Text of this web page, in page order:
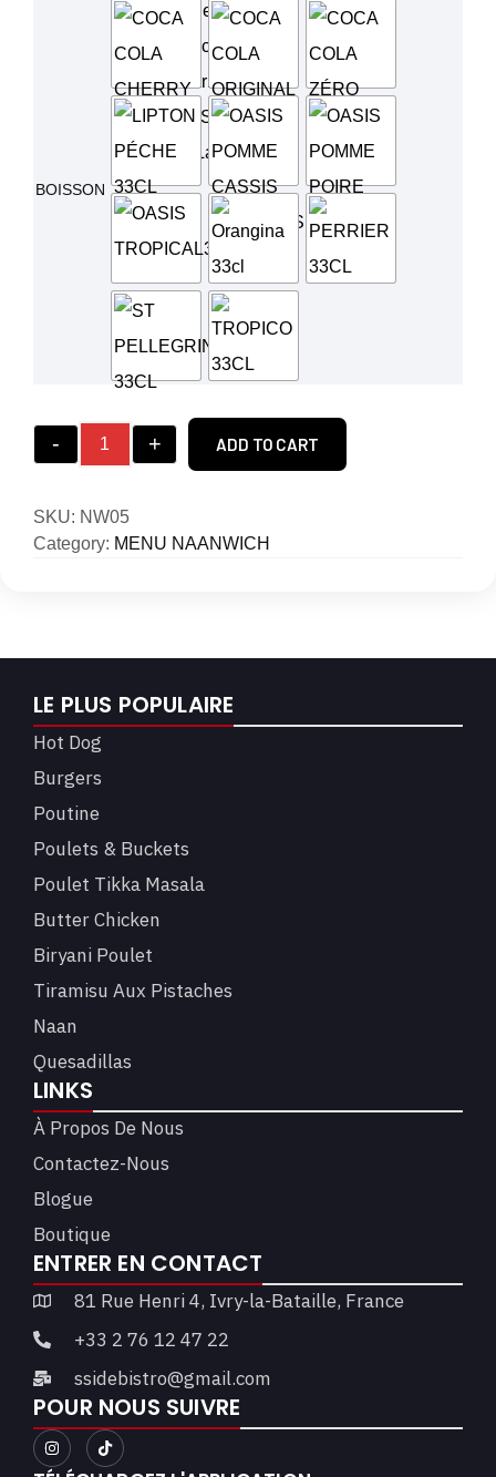
BOISSON
- + ADD TO CART
SKU: NW05
Category: MENU NAANWICH
LE PLUS POPULAIRE
Hot Dog
Burgers
Poutine
Poulets & Buckets
Poulet Tikka Masala
Butter Chicken
Biryani Poulet
Tiramisu Aux Pistaches
Naan
Quesadillas
LINKS
À Propos De Nous
Contactez-Nous
Blogue
Boutique
ENTRER EN CONTACT
81 Rue Henri 4, Ivry-la-Bataille, France
+33 2 76 12 47 22
ssidebistro@gmail.com
POUR NOUS SUIVRE